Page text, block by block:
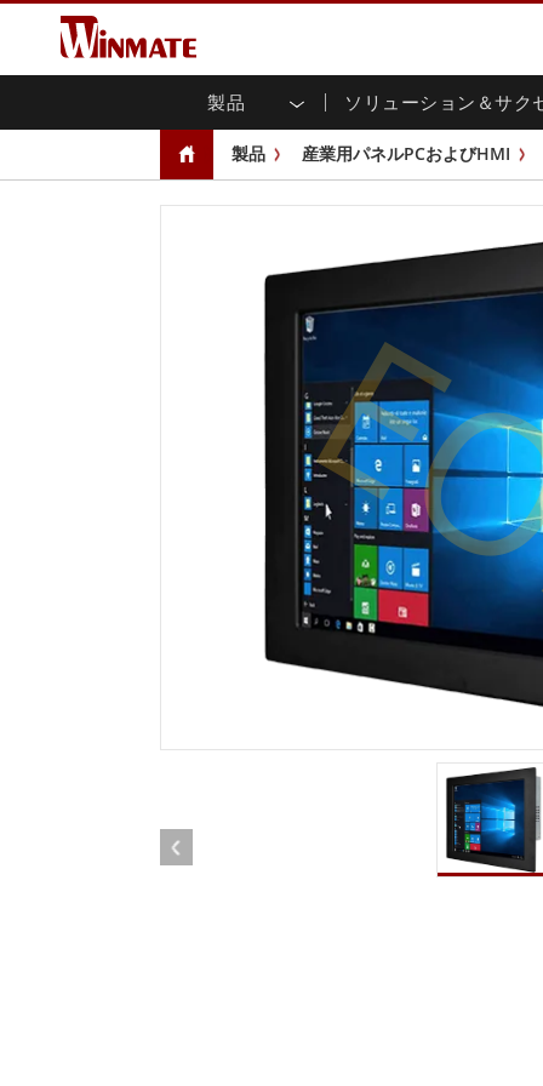
製品 ソリューション＆サク
企業モビリティコンピュータ
頑丈なノートパソコン
堅牢タブレットコントローラー
Windows堅牢タブレット
超堅牢タブレット
エッジAIモビリティ
産業
マル
シャ
パネ
PoE
USB
ステ
ズ
車載コンピュータ
Windows 車載コンピュータ
Android 車載コンピュータ
車載用タブレット
組
ボッ
IoTゲ
ラジ
頑丈なロボットコントローラ
ロボット コントローラー
石
ータ
堅牢なロボットコントローラ
AI対
農業
交通
グ
ヘビーデューティー
金属
会社概要 投資
保証
ダウ
マーケティングポータル
ファ
新製品情報
ニュ
展示会・イベント
製品 産業用パネルPCおよびHMI